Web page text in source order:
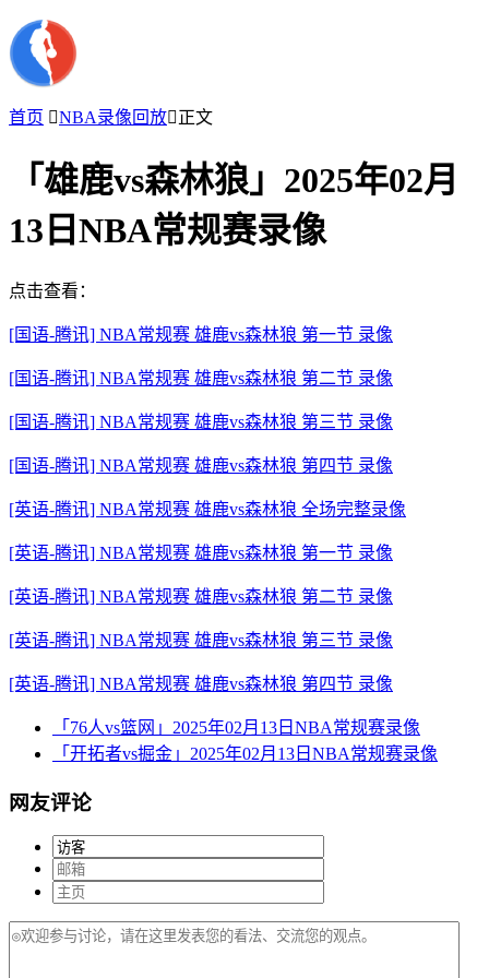
首页 NBA录像回放正文
「雄鹿vs森林狼」2025年02月
13日NBA常规赛录像
点击查看：
[国语-腾讯] NBA常规赛 雄鹿vs森林狼 第一节 录像
[国语-腾讯] NBA常规赛 雄鹿vs森林狼 第二节 录像
[国语-腾讯] NBA常规赛 雄鹿vs森林狼 第三节 录像
[国语-腾讯] NBA常规赛 雄鹿vs森林狼 第四节 录像
[英语-腾讯] NBA常规赛 雄鹿vs森林狼 全场完整录像
[英语-腾讯] NBA常规赛 雄鹿vs森林狼 第一节 录像
[英语-腾讯] NBA常规赛 雄鹿vs森林狼 第二节 录像
[英语-腾讯] NBA常规赛 雄鹿vs森林狼 第三节 录像
[英语-腾讯] NBA常规赛 雄鹿vs森林狼 第四节 录像
「76人vs篮网」2025年02月13日NBA常规赛录像
「开拓者vs掘金」2025年02月13日NBA常规赛录像
网友评论